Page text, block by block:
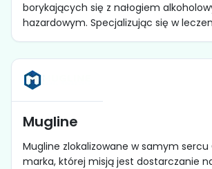
borykających się z nałogiem
hazardowym. Specjalizując się w
Mugline
Mugline zlokalizowane w samym sercu
marka, której misją jest dostarczanie